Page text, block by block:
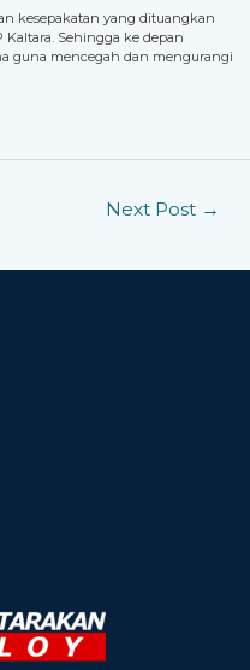
kesepakatan yang dituangkan
Sehingga ke depan
guna mencegah dan mengurangi
Next Post →